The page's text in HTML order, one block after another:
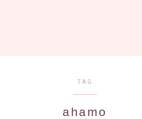
TAG
ahamo